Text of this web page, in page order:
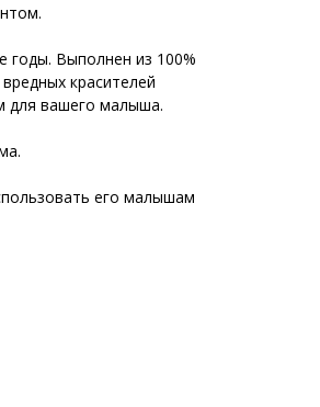
годы. Выполнен из 100%
красителей
для вашего малыша.
его малышам